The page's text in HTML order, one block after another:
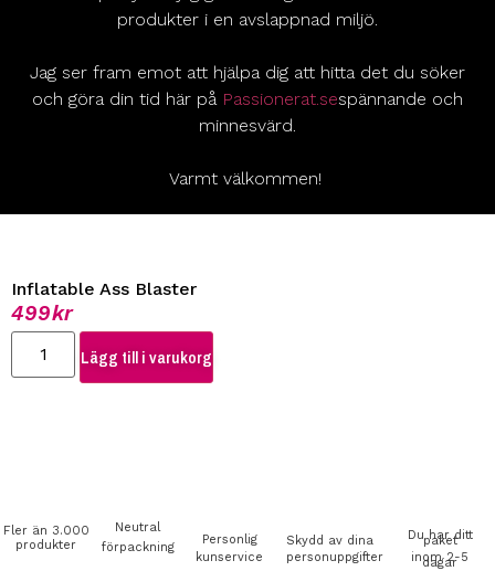
produkter i en avslappnad miljö.
Jag ser fram emot att hjälpa dig att hitta det du söker
och göra din tid här på Passionerat.sespännande och
minnesvärd.
Varmt välkommen!
Inflatable Ass Blaster
499kr
Lägg till i varukorg
Fler än 3.000
produkter
Neutral
förpackning
Personlig
kunservice
Skydd av dina
personuppgifter
Du har ditt
paket
inom 2-5
dagar